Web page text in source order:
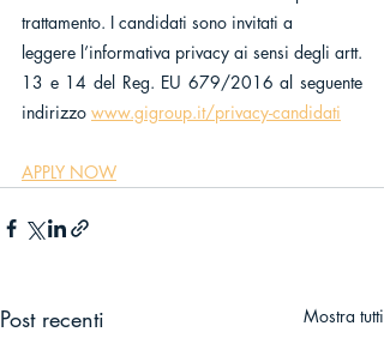
trattamento. I candidati sono invitati a
leggere l’informativa privacy ai sensi degli artt.
13 e 14 del Reg. EU 679/2016 al seguente
indirizzo www.gigroup.it/privacy-candidati
APPLY NOW
Post recenti Mostra tutti